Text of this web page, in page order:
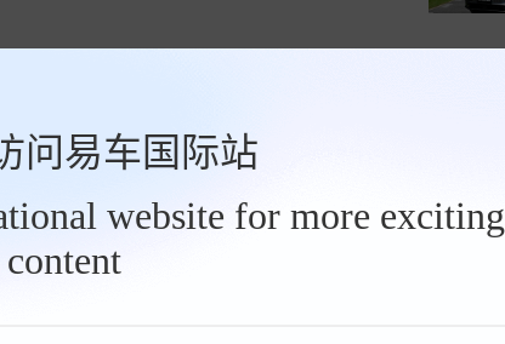
问易车国际站
website for more exciting
content